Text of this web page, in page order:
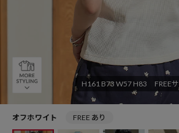
H161 B73 W57 H83 FREE
オフホワイト FREE あり